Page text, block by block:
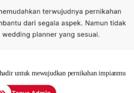
untuk mewujudkan pernikahan impianmu